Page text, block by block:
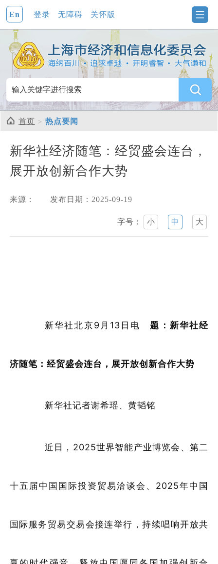
En 登录 无障碍 关怀版
首页 热点要闻
新华社经济随笔：经贸盛会连台，
展开放创新合作大势
来源： 发布日期：2025-09-19
字号：小 中 大
新华社北京9月13日电 题：新华社经
济随笔：经贸盛会连台，展开放创新合作大势
新华社记者谢希瑶、黄韬铭
近日，2025世界智能产业博览会、第二
十五届中国国际投资贸易洽谈会、2025年中国
国际服务贸易交易会接连举行，持续唱响开放共